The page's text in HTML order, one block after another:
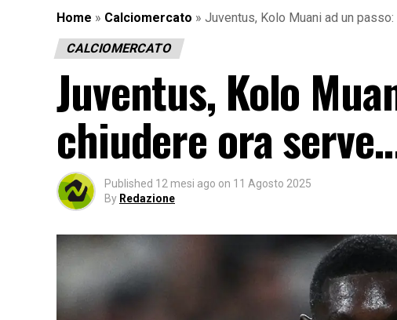
Home » Calciomercato » Juventus, Kolo Muani ad un passo:
CALCIOMERCATO
Juventus, Kolo
chiudere ora
Published 12 mesi ago on 11 Agosto 2025
By Redazione